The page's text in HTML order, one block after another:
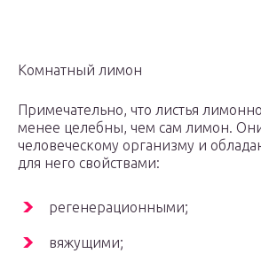
Комнатный лимон
Примечательно, что листья
менее целебны, чем сам лимон.
человеческому организму и
для него свойствами:
регенерационными;
вяжущими;